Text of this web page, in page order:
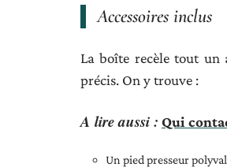
Accessoires inclus
La boîte recèle tout un
précis. On y trouve :
A lire aussi : Qui
Un pied presseur